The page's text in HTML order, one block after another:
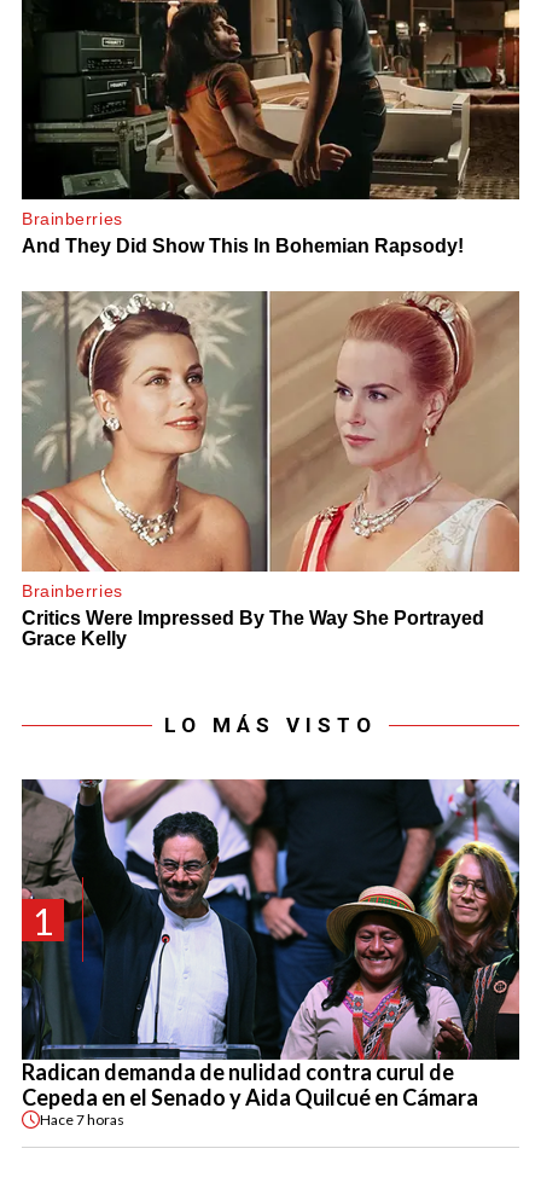
LO MÁS VISTO
1
Radican demanda de nulidad contra curul de
Cepeda en el Senado y Aida Quilcué en Cámara
Hace7 horas